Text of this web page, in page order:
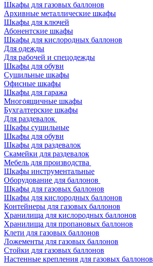
Шкафы для газовых баллонов
Архивные металлические шкафы
Шкафы для ключей
Абонентские шкафы
Шкафы для кислородных баллонов
Для одежды
Для рабочей и спецодежды
Шкафы для обуви
Сушильные шкафы
Офисные шкафы
Шкафы для гаража
Многоящичные шкафы
Бухгалтерские шкафы
Для раздевалок
Шкафы сушильные
Шкафы для обуви
Шкафы для раздевалок
Скамейки для раздевалок
Мебель для производства
Шкафы инструментальные
Оборудование для баллонов
Шкафы для газовых баллонов
Шкафы для кислородных баллонов
Контейнеры для газовых баллонов
Хранилища для кислородных баллонов
Хранилища для пропановых баллонов
Клети для газовых баллонов
Ложементы для газовых баллонов
Стойки для газовых баллонов
Настенные крепления для газовых баллонов